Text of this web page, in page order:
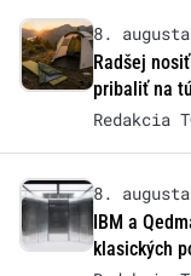
8.
Radšej
pribaliť na
Redakcia
8.
IBM a
klasických